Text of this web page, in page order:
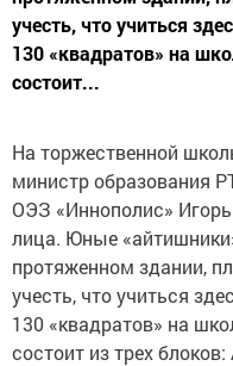
учесть, что учиться
130 «квадратов» на
состоит...
На торжественной
министр образования
ОЭЗ «Иннополис»
лица. Юные
протяженном здании,
учесть, что учиться
130 «квадратов» на
состоит из трех